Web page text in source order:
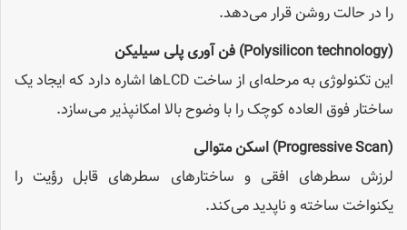
را در حالت روشن قرار می‌دهد.
(Polysilicon technology)
فن آوری پلی سیلیکن
این تکنولوژی به مرحله‌ای از ساخت LCDها اشاره دارد که ایجاد یک
ساختار فوق العاده کوچک را با وضوح بالا امکانپذیر می‌سازد.
(Progressive Scan)
اسکن متوالی
لرزش سطرهای افقی و ساختارهای سطرهای قابل رؤیت را
یکنواخت ساخته و ناپدید می‌کند.